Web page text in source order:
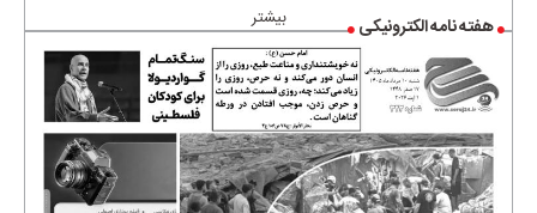
بیشتر هفته نامه الکترونیکی